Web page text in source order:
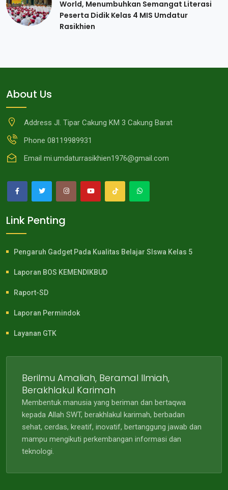
World, Menumbuhkan Semangat Literasi
Peserta Didik Kelas 4 MIS Umdatur
Rasikhien
About Us
Address Jl. Tipar Cakung KM 3 Cakung Barat
Phone 08119989931
Email mi.umdaturrasikhien1976@gmail.com
Link Penting
Pengaruh Gadget Pada Kualitas Belajar SIswa Kelas 5
Laporan BOS KEMENDIKBUD
Raport-SD
Laporan Permindok
Layanan GTK
Berilmu Amaliah, Beramal Ilmiah,
Berakhlakul Karimah
Membentuk manusia yang beriman dan bertaqwa
kepada Allah SWT, berakhlakul karimah, berbadan
sehat, cerdas, kreatif, inovatif, bertanggung jawab dan
mampu mengikuti perkembangan informasi dan
teknologi.